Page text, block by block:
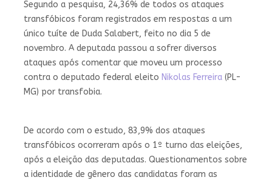
Segundo a pesquisa, 24,36% de todos os ataques
transfóbicos foram registrados em respostas a um
único tuíte de Duda Salabert, feito no dia 5 de
novembro. A deputada passou a sofrer diversos
ataques após comentar que moveu um processo
contra o deputado federal eleito Nikolas Ferreira (PL-
MG) por transfobia.
De acordo com o estudo, 83,9% dos ataques
transfóbicos ocorreram após o 1º turno das eleições,
após a eleição das deputadas. Questionamentos sobre
a identidade de gênero das candidatas foram as